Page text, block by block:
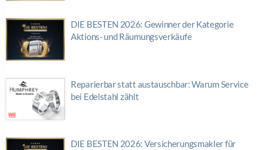
DIE BESTEN 2026: Gewinner der Kategorie
Aktions- und Räumungsverkäufe
Reparierbar statt austauschbar: Warum Service
bei Edelstahl zählt
DIE BESTEN 2026: Versicherungsmakler für